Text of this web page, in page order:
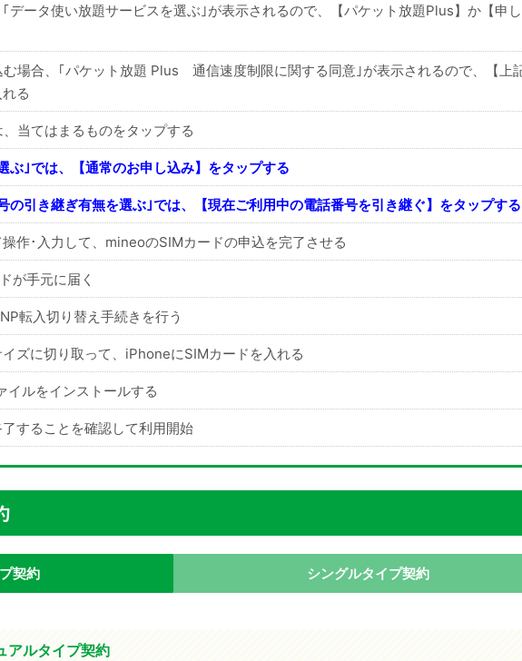
データ使い放題サービスを選ぶ｣が表示されるので、【パケット放題Plus】か【申
場合、｢パケット放題 Plus 通信速度制限に関する同意｣が表示されるので、【上
る
当てはまるものをタップする
ぶ｣では、【通常のお申し込み】をタップする
の引き継ぎ有無を選ぶ｣では、【現在ご利用中の電話番号を引き継ぐ】をタップする
作･入力して、mineoのSIMカードの申込を完了させる
が手元に届く
転入切り替え手続きを行う
ズに切り取って、iPhoneにSIMカードを入れる
ルをインストールする
することを確認して利用開始
契約 シングルタイプ契約
アルタイプ契約